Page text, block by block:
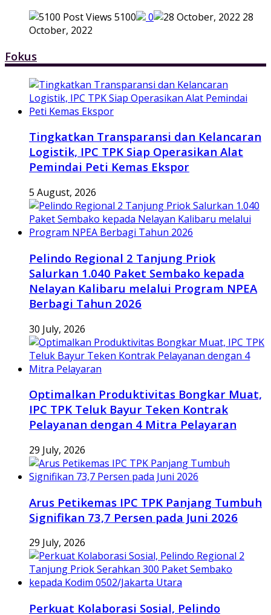
5100 0
28
October, 2022
Fokus
Tingkatkan Transparansi dan Kelancaran
Logistik, IPC TPK Siap Operasikan Alat
Pemindai Peti Kemas Ekspor
5 August, 2026
Pelindo Regional 2 Tanjung Priok
Salurkan 1.040 Paket Sembako kepada
Nelayan Kalibaru melalui Program NPEA
Berbagi Tahun 2026
30 July, 2026
Optimalkan Produktivitas Bongkar Muat,
IPC TPK Teluk Bayur Teken Kontrak
Pelayanan dengan 4 Mitra Pelayaran
29 July, 2026
Arus Petikemas IPC TPK Panjang Tumbuh
Signifikan 73,7 Persen pada Juni 2026
29 July, 2026
Perkuat Kolaborasi Sosial, Pelindo